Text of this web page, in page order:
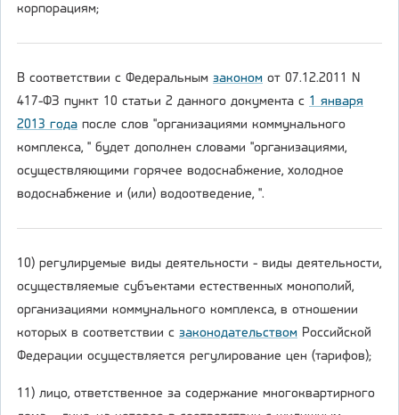
корпорациям;
В соответствии с Федеральным законом от 07.12.2011 N
417-ФЗ пункт 10 статьи 2 данного документа с 1 января
2013 года после слов "организациями коммунального
комплекса, " будет дополнен словами "организациями,
осуществляющими горячее водоснабжение, холодное
водоснабжение и (или) водоотведение, ".
10) регулируемые виды деятельности - виды деятельности,
осуществляемые субъектами естественных монополий,
организациями коммунального комплекса, в отношении
которых в соответствии с законодательством Российской
Федерации осуществляется регулирование цен (тарифов);
11) лицо, ответственное за содержание многоквартирного